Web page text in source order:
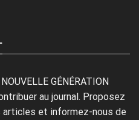
GÉNÉRATION
au journal. Proposez
articles et informez-nous de